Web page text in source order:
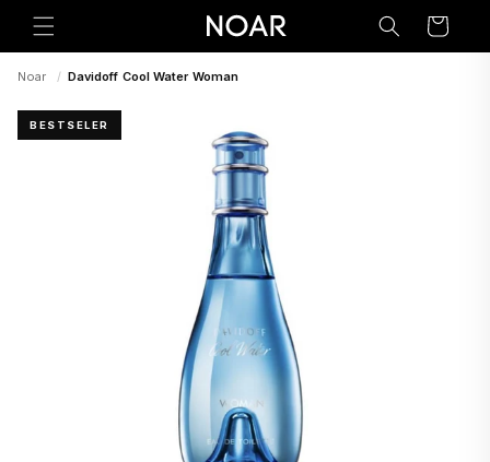
na
Korpa
Noar / Davidoff Cool Water Woman
BESTSELER